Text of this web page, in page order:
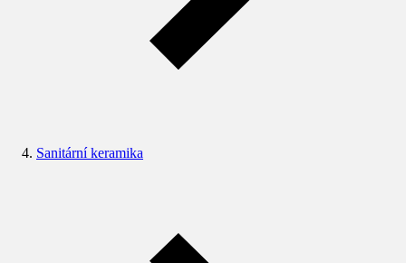
Sanitární keramika